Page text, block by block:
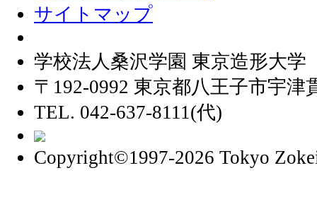
サイトマップ
学校法人桑沢学園 東京造形大学
〒192-0992 東京都八王子市宇津
TEL. 042-637-8111(代)
Copyright©1997-2026 Tokyo